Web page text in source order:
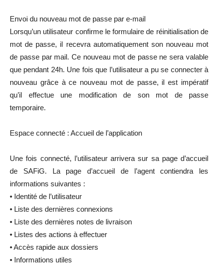
Envoi du nouveau mot de passe par e-mail
Lorsqu’un utilisateur confirme le formulaire de réinitialisation de
mot de passe, il recevra automatiquement son nouveau mot
de passe par mail. Ce nouveau mot de passe ne sera valable
que pendant 24h. Une fois que l’utilisateur a pu se connecter à
nouveau grâce à ce nouveau mot de passe, il est impératif
qu’il effectue une modification de son mot de passe
temporaire.
Espace connecté : Accueil de l’application
Une fois connecté, l’utilisateur arrivera sur sa page d’accueil
de SAFiG. La page d’accueil de l’agent contiendra les
informations suivantes :
• Identité de l’utilisateur
• Liste des dernières connexions
• Liste des dernières notes de livraison
• Listes des actions à effectuer
• Accès rapide aux dossiers
• Informations utiles